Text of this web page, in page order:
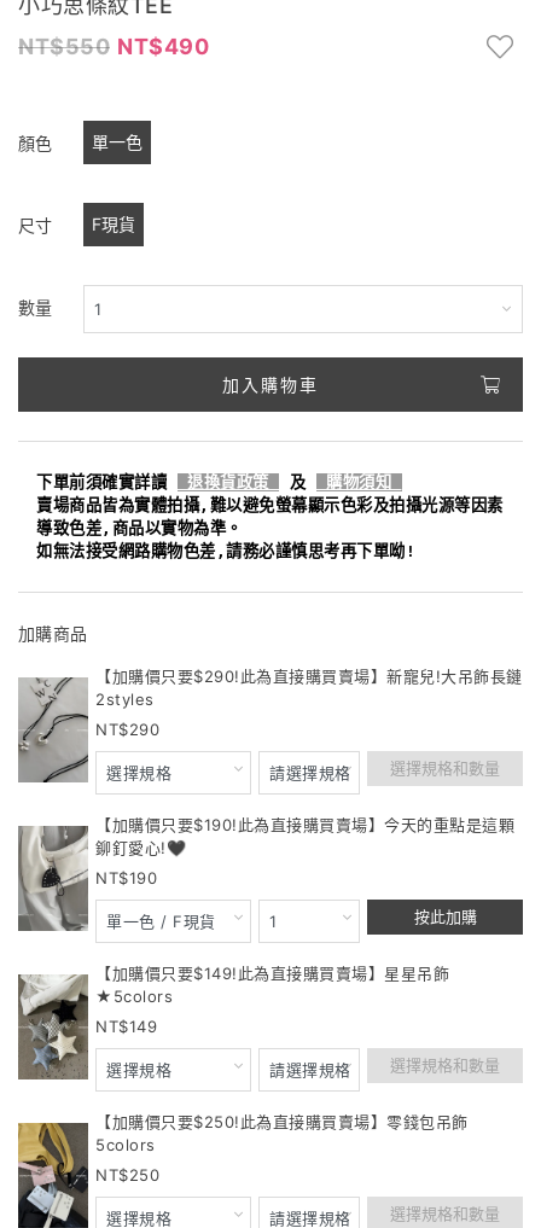
小巧思條紋TEE
550
490
顏色 單一色
尺寸 F現貨
數量
加入購物車
下單前須確實詳讀 退換貨政策 及
購物須知
賣場商品皆為實體拍攝,難以避免螢幕顯示色彩及拍攝光源等因素
導致色差,商品以實物為準。
如無法接受網路購物色差,請務必謹慎思考再下單呦!
加購商品
【加購價只要$290!此為直接購買賣場】新寵兒!大吊飾長鏈
2styles
290
選擇規格和數量
【加購價只要$190!此為直接購買賣場】今天的重點是這顆
鉚釘愛心!🖤
190
按此加購
【加購價只要$149!此為直接購買賣場】星星吊飾
★5colors
149
選擇規格和數量
【加購價只要$250!此為直接購買賣場】零錢包吊飾
5colors
250
選擇規格和數量